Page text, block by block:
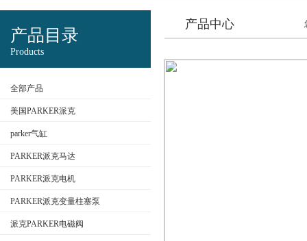
产品目录
Products
全部产品
美国PARKER派克
parker气缸
PARKER派克马达
PARKER派克电机
PARKER派克变量柱塞泵
派克PARKER电磁阀
产品中心